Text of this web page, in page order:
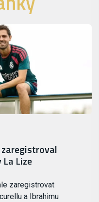
zaregistroval
Lize
zaregistrovat
a Ibrahimu